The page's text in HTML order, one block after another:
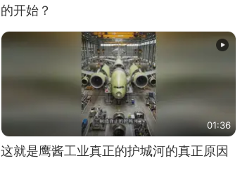
的开始？
01:36
这就是鹰酱工业真正的护城河的真正原因